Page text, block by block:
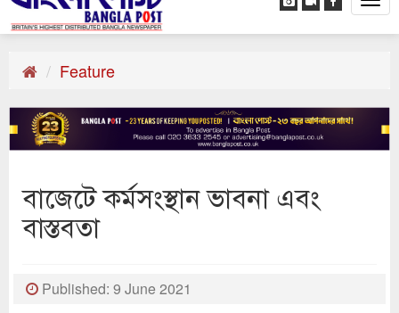
Feature
বাজেটে কর্মসংস্থান ভাবনা এবং
বাস্তবতা
Published: 9 June 2021